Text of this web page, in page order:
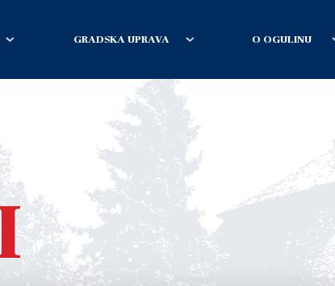
GRADSKA UPRAVA O OGULINU